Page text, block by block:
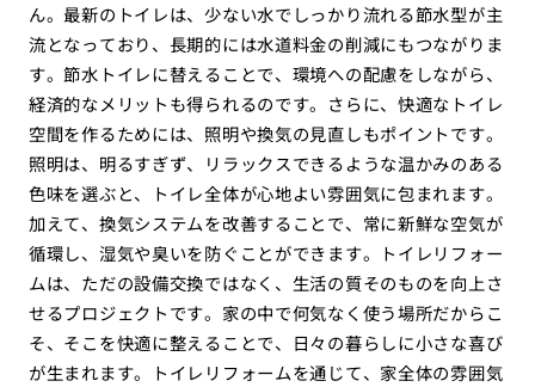
ん。最新のトイレは、少ない水でしっかり流れる節水型が主
流となっており、長期的には水道料金の削減にもつながりま
す。節水トイレに替えることで、環境への配慮をしながら、
経済的なメリットも得られるのです。さらに、快適なトイレ
空間を作るためには、照明や換気の見直しもポイントです。
照明は、明るすぎず、リラックスできるような温かみのある
色味を選ぶと、トイレ全体が心地よい雰囲気に包まれます。
加えて、換気システムを改善することで、常に新鮮な空気が
循環し、湿気や臭いを防ぐことができます。トイレリフォー
ムは、ただの設備交換ではなく、生活の質そのものを向上さ
せるプロジェクトです。家の中で何気なく使う場所だからこ
そ、そこを快適に整えることで、日々の暮らしに小さな喜び
が生まれます。トイレリフォームを通じて、家全体の雰囲気